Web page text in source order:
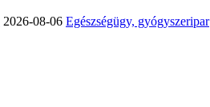
2026-08-06 Egészségügy, gyógyszeripar